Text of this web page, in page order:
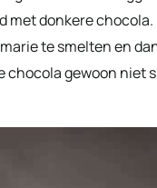
donkere
te smelten en
chocola gewoon